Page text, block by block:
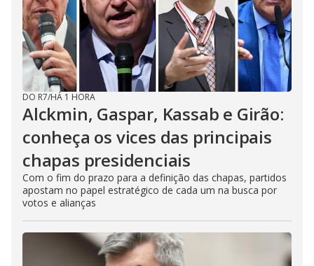
DO R7/HÁ 1 HORA
Alckmin, Gaspar, Kassab e Girão:
conheça os vices das principais
chapas presidenciais
Com o fim do prazo para a definição das chapas, partidos
apostam no papel estratégico de cada um na busca por
votos e alianças